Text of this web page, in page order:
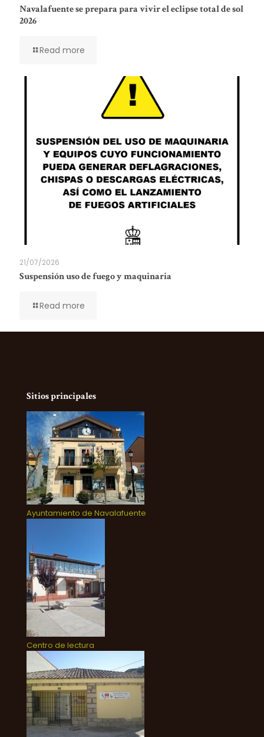
Navalafuente se prepara para vivir el eclipse total de sol
2026
Read more
21/07/2026
Suspensión uso de fuego y maquinaria
Read more
Sitios principales
Ayuntamiento de Navalafuente
Centro de lectura